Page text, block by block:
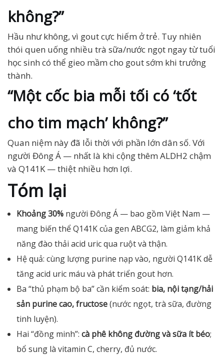
không?”
Hầu như không, vì gout cực hiếm ở trẻ. Tuy nhiên
thói quen uống nhiều trà sữa/nước ngọt ngay từ tuổi
học sinh có thể gieo mầm cho gout sớm khi trưởng
thành.
“Một cốc bia mỗi tối có ‘tốt
cho tim mạch’ không?”
Quan niệm này đã lỗi thời với phần lớn dân số. Với
người Đông Á — nhất là khi cộng thêm ALDH2 chậm
và Q141K — thiệt nhiều hơn lợi.
Tóm lại
Khoảng 30% người Đông Á — bao gồm Việt Nam —
mang biến thể Q141K của gen ABCG2, làm giảm khả
năng đào thải acid uric qua ruột và thận.
Hệ quả: cùng lượng purine nạp vào, người Q141K dễ
tăng acid uric máu và phát triển gout hơn.
Ba “thủ phạm bộ ba” cần kiểm soát: bia, nội tạng/hải
sản purine cao, fructose(nước ngọt, trà sữa, đường
tinh luyện).
Hai “đồng minh”: cà phê không đường và sữa ít béo;
bổ sung là vitamin C, cherry, đủ nước.